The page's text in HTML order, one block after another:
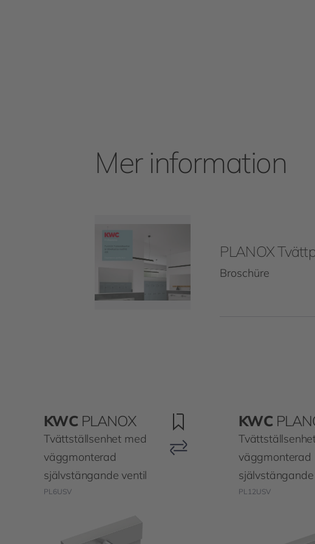
Mer information
PLANOX
Broschüre
KWC PLANOX
Tvättställsenhet med
väggmonterad
självstängande ventil
PL6USV
KWC
väggmonterad
PL12USV